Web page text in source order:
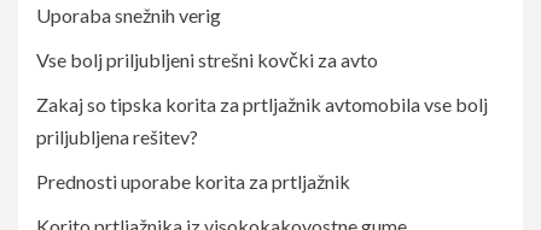
Uporaba snežnih verig
Vse bolj priljubljeni strešni kovčki za avto
Zakaj so tipska korita za prtljažnik avtomobila vse bolj
priljubljena rešitev?
Prednosti uporabe korita za prtljažnik